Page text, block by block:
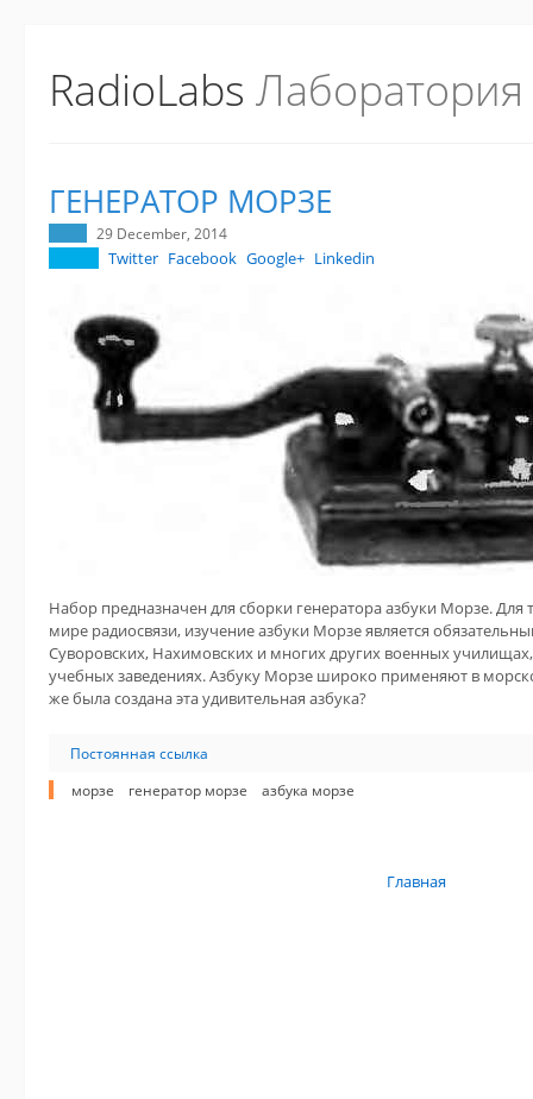
RadioLabs
ГЕНЕРАТОР МОРЗЕ
29 December, 2014
Twitter Facebook Google+ Linkedin
Набор предназначен для сборки генератора азбуки Морзе. Для
мире радиосвязи, изучение азбуки Морзе является
Суворовских, Нахимовских и многих других военных
учебных заведениях. Азбуку Морзе широко применяют в
же была создана эта удивительная азбука?
Постоянная ссылка
морзе
генератор морзе азбука морзе
Главная